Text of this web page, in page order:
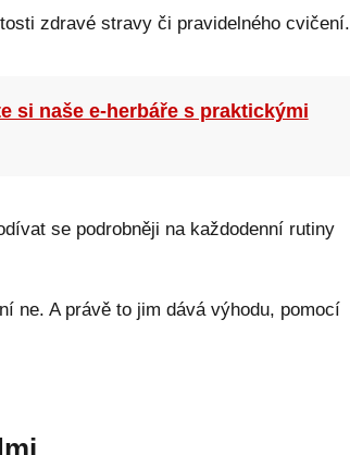
zdravé stravy či pravidelného cvičení.
si naše e-herbáře s praktickými
se podrobněji na každodenní rutiny
ne. A právě to jim dává výhodu, pomocí